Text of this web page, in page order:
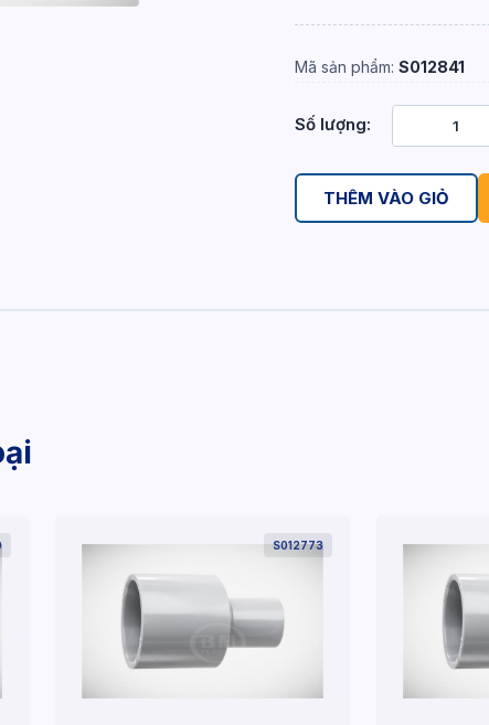
Mã sản phẩm:S012841
Số lượng:
THÊM VÀO GIỎ
S012773